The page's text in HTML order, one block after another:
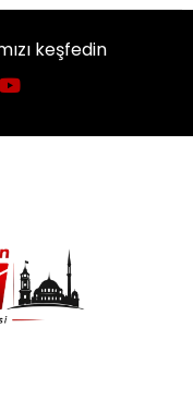
keşfedin